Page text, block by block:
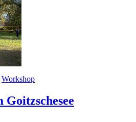
Workshop
Goitzschesee